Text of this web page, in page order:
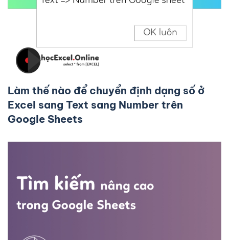
Làm thế nào để chuyển định dạng số ở
Excel sang Text sang Number trên
Google Sheets